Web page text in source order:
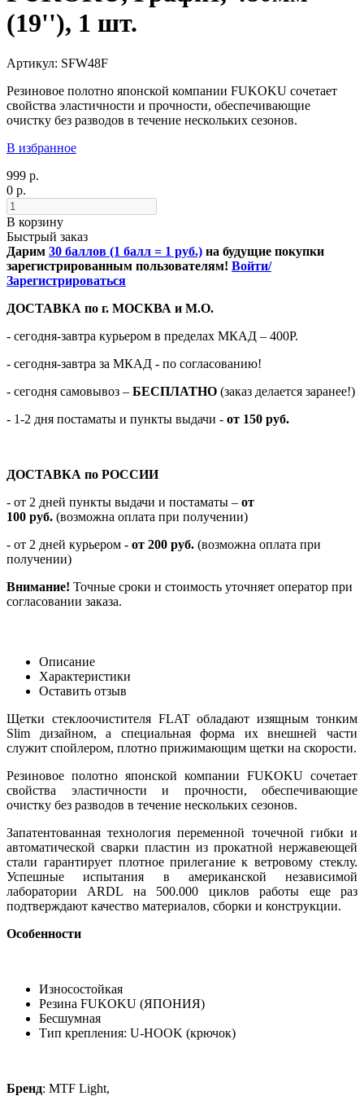
(19''), 1 шт.
Артикул: SFW48F
Резиновое полотно японской компании FUKOKU сочетает
свойства эластичности и прочности, обеспечивающие
очистку без разводов в течение нескольких сезонов.
В избранное
999 р.
0 р.
В корзину
Быстрый заказ
Дарим 30 баллов (1 балл = 1 руб.) на будущие покупки
зарегистрированным пользователям! Войти/
Зарегистрироваться
ДОСТАВКА по г. МОСКВА и М.О.
- сегодня-завтра курьером в пределах МКАД – 400Р.
- сегодня-завтра за МКАД - по согласованию!
- сегодня самовывоз – БЕСПЛАТНО (заказ делается заранее!)
- 1-2 дня постаматы и пункты выдачи - от 150 руб.
ДОСТАВКА по РОССИИ
- от 2 дней пункты выдачи и постаматы – от
100 руб. (возможна оплата при получении)
- от 2 дней курьером - от 200 руб. (возможна оплата при
получении)
Внимание! Точные сроки и стоимость уточняет оператор при
согласовании заказа.
Описание
Характеристики
Оставить отзыв
Щетки стеклоочистителя FLAT обладают изящным тонким
Slim дизайном, а специальная форма их внешней части
служит спойлером, плотно прижимающим щетки на скорости.
Резиновое полотно японской компании FUKOKU сочетает
свойства эластичности и прочности, обеспечивающие
очистку без разводов в течение нескольких сезонов.
Запатентованная технология переменной точечной гибки и
автоматической сварки пластин из прокатной нержавеющей
стали гарантирует плотное прилегание к ветровому стеклу.
Успешные испытания в американской независимой
лаборатории ARDL на 500.000 циклов работы еще раз
подтверждают качество материалов, сборки и конструкции.
Особенности
Износостойкая
Резина FUKOKU (ЯПОНИЯ)
Бесшумная
Тип крепления: U-HOOK (крючок)
Бренд: MTF Light,